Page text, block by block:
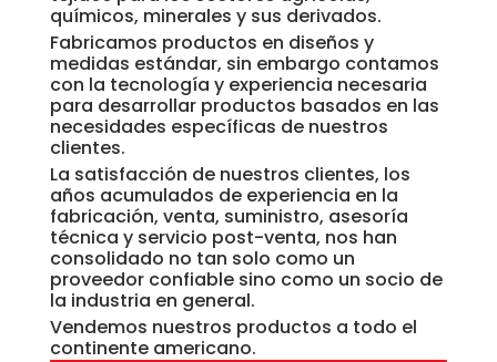
químicos, minerales y sus derivados.
Fabricamos productos en diseños y
medidas estándar, sin embargo contamos
con la tecnología y experiencia necesaria
para desarrollar productos basados en las
necesidades específicas de nuestros
clientes.
La satisfacción de nuestros clientes, los
años acumulados de experiencia en la
fabricación, venta, suministro, asesoría
técnica y servicio post-venta, nos han
consolidado no tan solo como un
proveedor confiable sino como un socio de
la industria en general.
Vendemos nuestros productos a todo el
continente americano.